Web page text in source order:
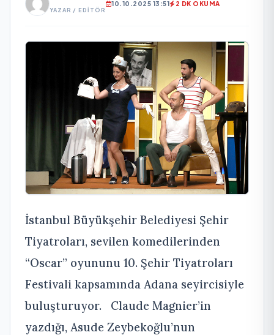
YAZAR / EDITÖR
10.10.2025 13:51 2 DK OKUMA
İstanbul Büyükşehir Belediyesi Şehir
Tiyatroları, sevilen komedilerinden
“Oscar” oyununu 10. Şehir Tiyatroları
Festivali kapsamında Adana seyircisiyle
buluşturuyor. Claude Magnier’in
yazdığı, Asude Zeybekoğlu’nun